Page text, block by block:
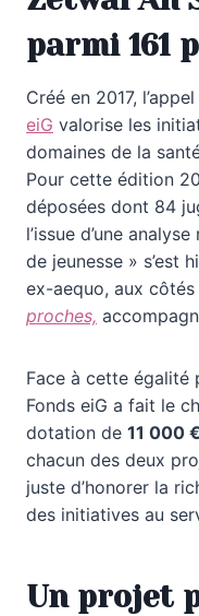
parmi 161
Créé en 2017,
eiG valorise les
domaines de la
Pour cette édition
déposées dont 84
l’issue d’une
de jeunesse » s’est
ex-aequo, aux côtés
proches,
Face à cette
Fonds eiG a fait le
dotation de 11 000 €
chacun des deux
juste d’honorer la
des initiatives au
Un projet